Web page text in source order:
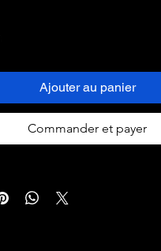
Ajouter au panier
Commander et payer